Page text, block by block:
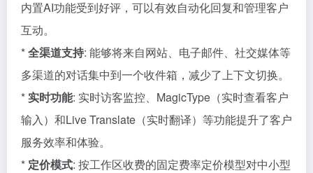
内置AI功能受到好评，可以有效自动化回复和管理客户
互动。
*全渠道支持: 能够将来自网站、电子邮件、社交媒体等
多渠道的对话集中到一个收件箱，减少了上下文切换。
*实时功能: 实时访客监控、MagicType（实时查看客户
输入）和Live Translate（实时翻译）等功能提升了客户
服务效率和体验。
* 定价模式: 按工作区收费的固定费率定价模型对中小型